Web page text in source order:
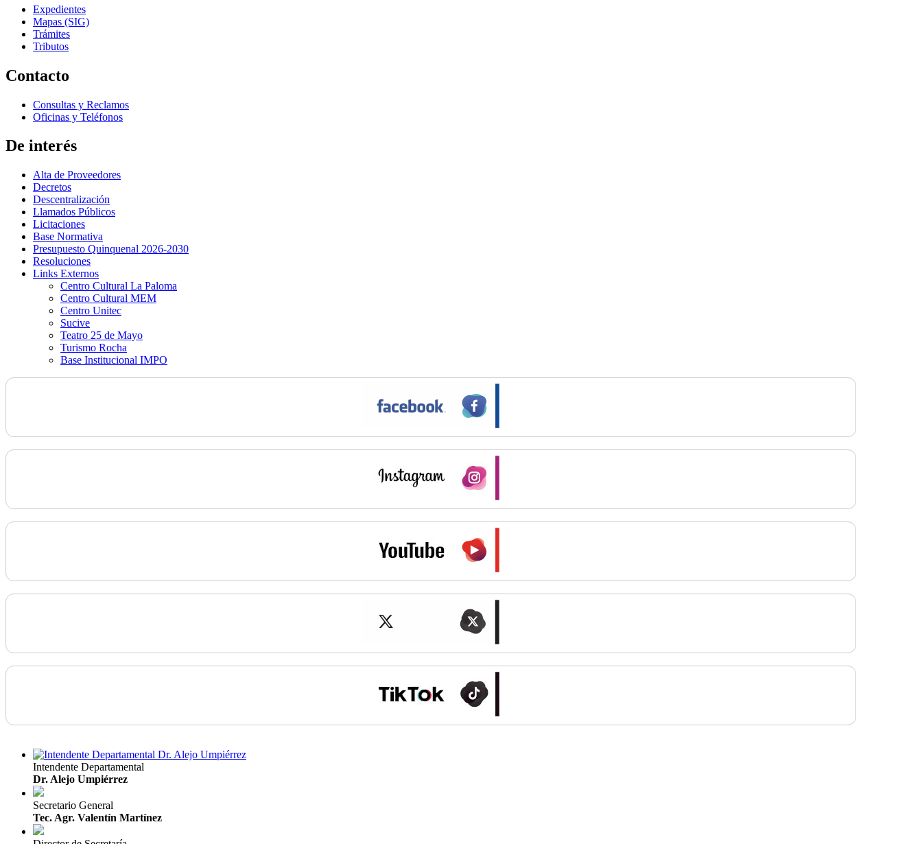
Expedientes
Mapas (SIG)
Trámites
Tributos
Contacto
Consultas y Reclamos
Oficinas y Teléfonos
De interés
Alta de Proveedores
Decretos
Descentralización
Llamados Públicos
Licitaciones
Base Normativa
Presupuesto Quinquenal 2026-2030
Resoluciones
Links Externos
Centro Cultural La Paloma
Centro Cultural MEM
Centro Unitec
Sucive
Teatro 25 de Mayo
Turismo Rocha
Base Institucional IMPO
Intendente Departamental
Dr. Alejo Umpiérrez
Secretario General
Tec. Agr. Valentín Martínez